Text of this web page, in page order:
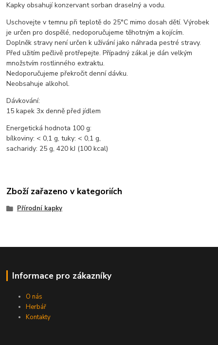
Kapky obsahují konzervant sorban draselný a vodu.
Uschovejte v temnu při teplotě do 25°C mimo dosah dětí. Výrobek
je určen pro dospělé, nedoporučujeme těhotným a kojícím.
Doplněk stravy není určen k užívání jako náhrada pestré stravy.
Před užitím pečlivě protřepejte. Případný zákal je dán velkým
množstvím rostlinného extraktu.
Nedoporučujeme překročit denní dávku.
Neobsahuje alkohol.
Dávkování:
15 kapek 3x denně před jídlem
Energetická hodnota 100 g:
bílkoviny: < 0,1 g, tuky: < 0,1 g,
sacharidy: 25 g, 420 kJ (100 kcal)
Zboží zařazeno v kategoriích
Přírodní kapky
Informace pro zákazníky
O nás
Herbář
Kontakty